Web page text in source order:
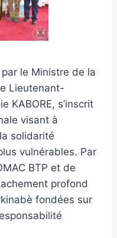
le Ministre de la
Lieutenant-
KABORE, s’inscrit
visant à
solidarité
vulnérables. Par
BTP et de
profond
fondées sur